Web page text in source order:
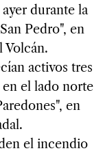
durante la
Pedro", en
Volcán.
activos tres
el lado norte
en
el incendio